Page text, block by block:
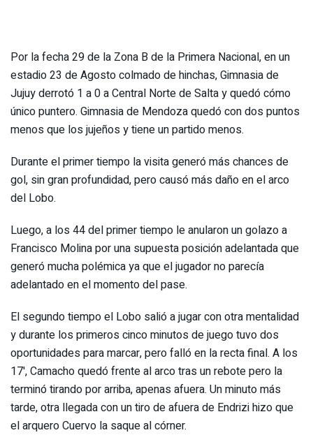
Por la fecha 29 de la Zona B de la Primera Nacional, en un
estadio 23 de Agosto colmado de hinchas, Gimnasia de
Jujuy derrotó 1 a 0 a Central Norte de Salta y quedó cómo
único puntero. Gimnasia de Mendoza quedó con dos puntos
menos que los jujeños y tiene un partido menos.
Durante el primer tiempo la visita generó más chances de
gol, sin gran profundidad, pero causó más daño en el arco
del Lobo.
Luego, a los 44 del primer tiempo le anularon un golazo a
Francisco Molina por una supuesta posición adelantada que
generó mucha polémica ya que el jugador no parecía
adelantado en el momento del pase.
El segundo tiempo el Lobo salió a jugar con otra mentalidad
y durante los primeros cinco minutos de juego tuvo dos
oportunidades para marcar, pero falló en la recta final. A los
17', Camacho quedó frente al arco tras un rebote pero la
terminó tirando por arriba, apenas afuera. Un minuto más
tarde, otra llegada con un tiro de afuera de Endrizi hizo que
el arquero Cuervo la saque al córner.